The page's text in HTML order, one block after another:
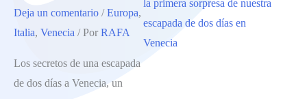
LA
DE
LOS
Deja un comentario /Europa,
Italia, Venecia / Por RAFA
Los secretos de una escapada
de dos días a Venecia, un